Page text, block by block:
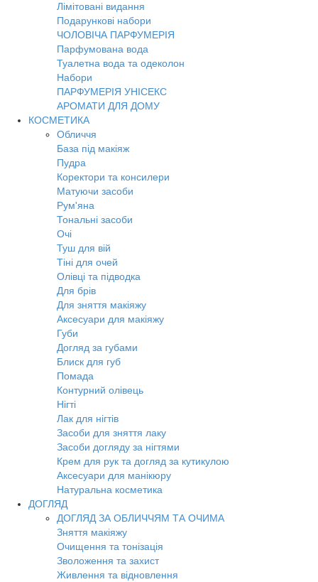
Лімітовані видання
Подарункові набори
ЧОЛОВІЧА ПАРФУМЕРІЯ
Парфумована вода
Туалетна вода та одеколон
Набори
ПАРФУМЕРІЯ УНІСЕКС
АРОМАТИ ДЛЯ ДОМУ
КОСМЕТИКА
Обличчя
База під макіяж
Пудра
Коректори та консилери
Матуючи засоби
Рум'яна
Тональні засоби
Очі
Туш для вій
Тіні для очей
Олівці та підводка
Для брів
Для зняття макіяжу
Аксесуари для макіяжу
Губи
Догляд за губами
Блиск для губ
Помада
Контурний олівець
Нігті
Лак для нігтів
Засоби для зняття лаку
Засоби догляду за нігтями
Крем для рук та догляд за кутикулою
Аксесуари для манікюру
Натуральна косметика
ДОГЛЯД
ДОГЛЯД ЗА ОБЛИЧЧЯМ ТА ОЧИМА
Зняття макіяжу
Очищення та тонізація
Зволоження та захист
Живлення та відновлення